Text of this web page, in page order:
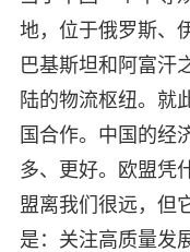
地，位于俄罗斯、
巴基斯坦和阿富汗
陆的物流枢纽。就
国合作。中国的经
多、更好。欧盟凭
盟离我们很远，但
是：关注高质量发